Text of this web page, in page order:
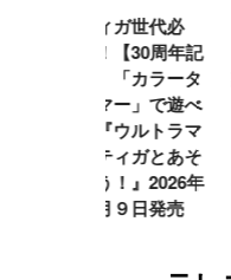
ティガ世代必
見！【30周年記
念】「カラータ
イマー」で遊べ
る『ウルトラマ
ンティガとあそ
ぼう！』2026年
７月９日発売